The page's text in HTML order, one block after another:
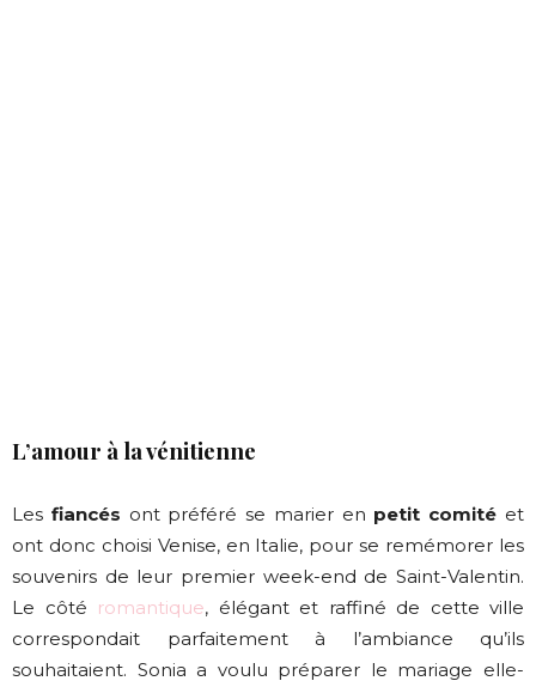
L’amour à la vénitienne
Les fiancés ont préféré se marier en petit comité et
ont donc choisi Venise, en Italie, pour se remémorer les
souvenirs de leur premier week-end de Saint-Valentin.
Le côté romantique, élégant et raffiné de cette ville
correspondait parfaitement à l’ambiance qu’ils
souhaitaient. Sonia a voulu préparer le mariage elle-